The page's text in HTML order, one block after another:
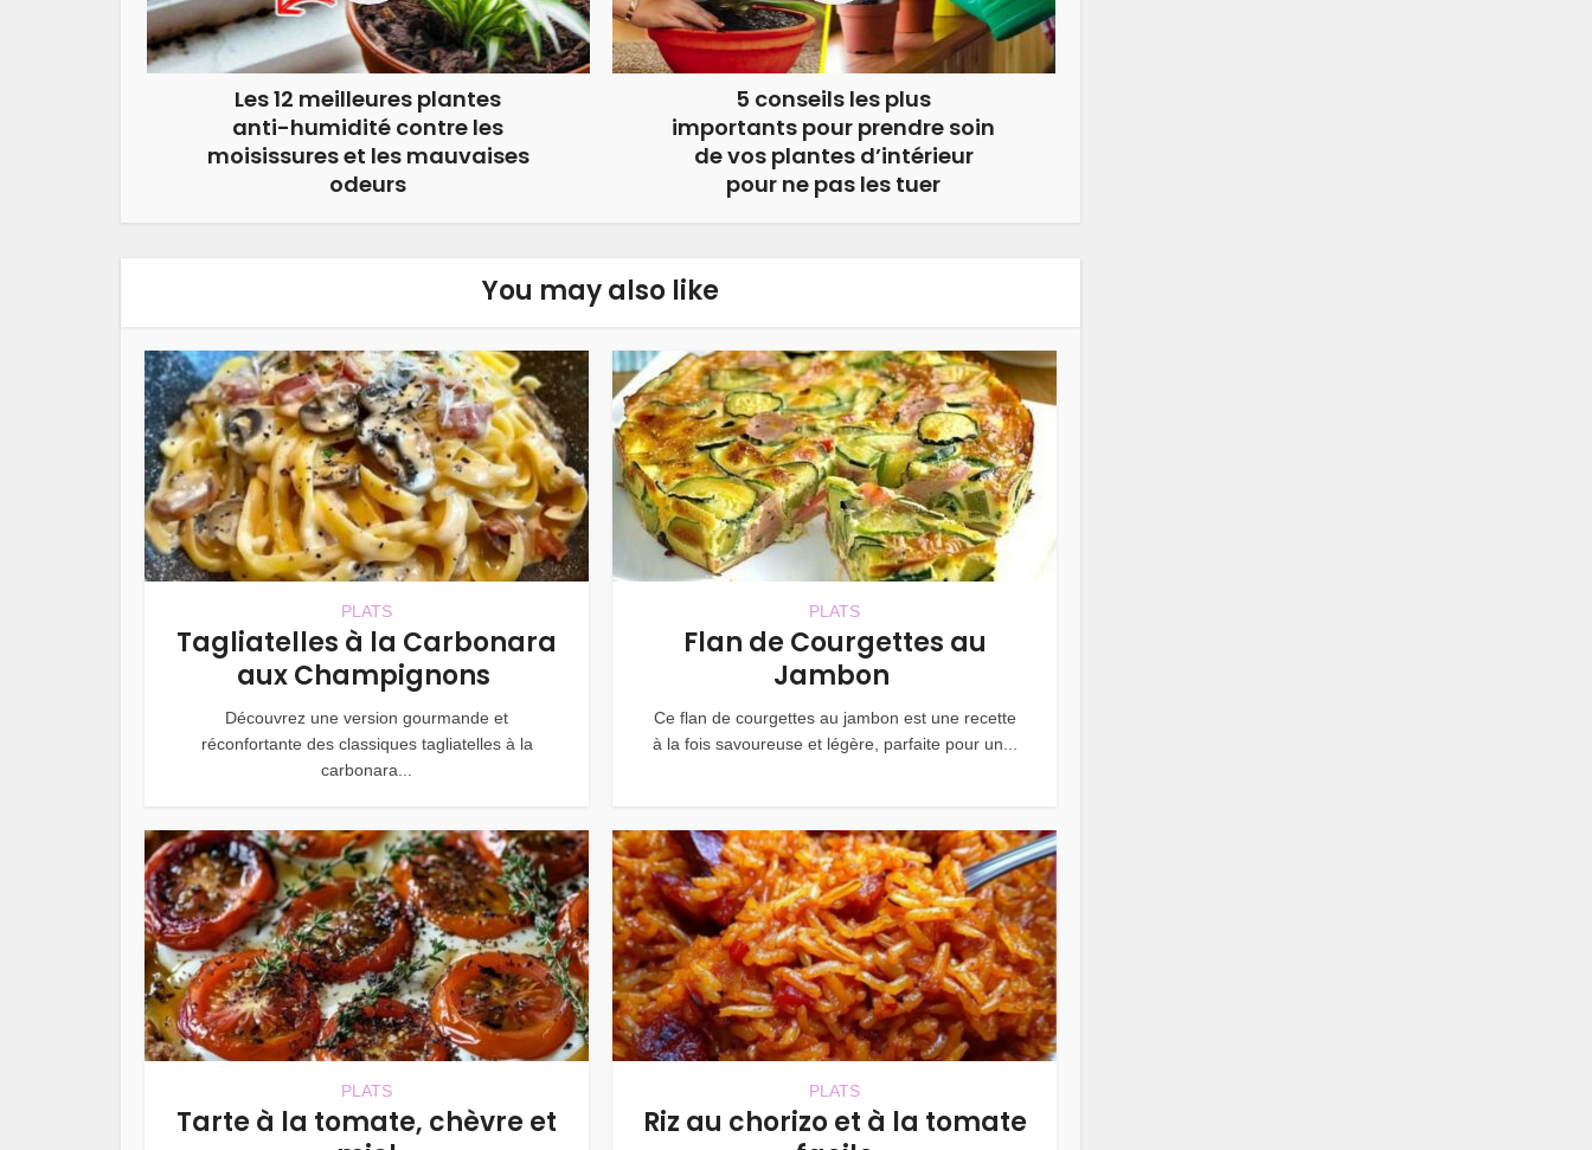
Les 12 meilleures plantes
anti-humidité contre les
moisissures et les mauvaises
odeurs
5 conseils les plus
importants pour prendre soin
de vos plantes d’intérieur
pour ne pas les tuer
You may also like
PLATS
Tagliatelles à la Carbonara
aux Champignons
Découvrez une version gourmande et
réconfortante des classiques tagliatelles à la
carbonara...
PLATS
Flan de Courgettes au
Jambon
Ce flan de courgettes au jambon est une recette
à la fois savoureuse et légère, parfaite pour un...
PLATS
Tarte à la tomate, chèvre et
PLATS
Riz au chorizo et à la tomate